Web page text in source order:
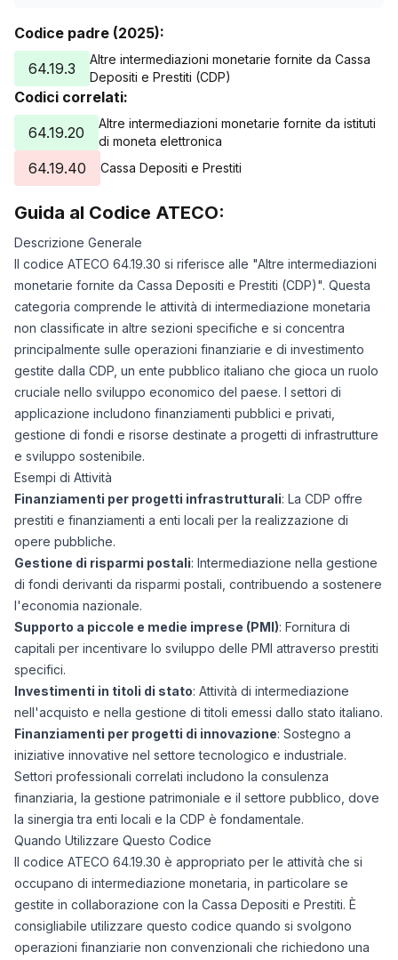
Codice padre (2025):
64.19.3
Altre intermediazioni monetarie fornite da Cassa
Depositi e Prestiti (CDP)
Codici correlati:
64.19.20
Altre intermediazioni monetarie fornite da istituti
di moneta elettronica
64.19.40 Cassa Depositi e Prestiti
Guida al Codice ATECO:
Descrizione Generale
Il codice ATECO 64.19.30 si riferisce alle "Altre intermediazioni
monetarie fornite da Cassa Depositi e Prestiti (CDP)". Questa
categoria comprende le attività di intermediazione monetaria
non classificate in altre sezioni specifiche e si concentra
principalmente sulle operazioni finanziarie e di investimento
gestite dalla CDP, un ente pubblico italiano che gioca un ruolo
cruciale nello sviluppo economico del paese. I settori di
applicazione includono finanziamenti pubblici e privati,
gestione di fondi e risorse destinate a progetti di infrastrutture
e sviluppo sostenibile.
Esempi di Attività
Finanziamenti per progetti infrastrutturali: La CDP offre
prestiti e finanziamenti a enti locali per la realizzazione di
opere pubbliche.
Gestione di risparmi postali: Intermediazione nella gestione
di fondi derivanti da risparmi postali, contribuendo a sostenere
l'economia nazionale.
Supporto a piccole e medie imprese (PMI): Fornitura di
capitali per incentivare lo sviluppo delle PMI attraverso prestiti
specifici.
Investimenti in titoli di stato: Attività di intermediazione
nell'acquisto e nella gestione di titoli emessi dallo stato italiano.
Finanziamenti per progetti di innovazione: Sostegno a
iniziative innovative nel settore tecnologico e industriale.
Settori professionali correlati includono la consulenza
finanziaria, la gestione patrimoniale e il settore pubblico, dove
la sinergia tra enti locali e la CDP è fondamentale.
Quando Utilizzare Questo Codice
Il codice ATECO 64.19.30 è appropriato per le attività che si
occupano di intermediazione monetaria, in particolare se
gestite in collaborazione con la Cassa Depositi e Prestiti. È
consigliabile utilizzare questo codice quando si svolgono
operazioni finanziarie non convenzionali che richiedono una